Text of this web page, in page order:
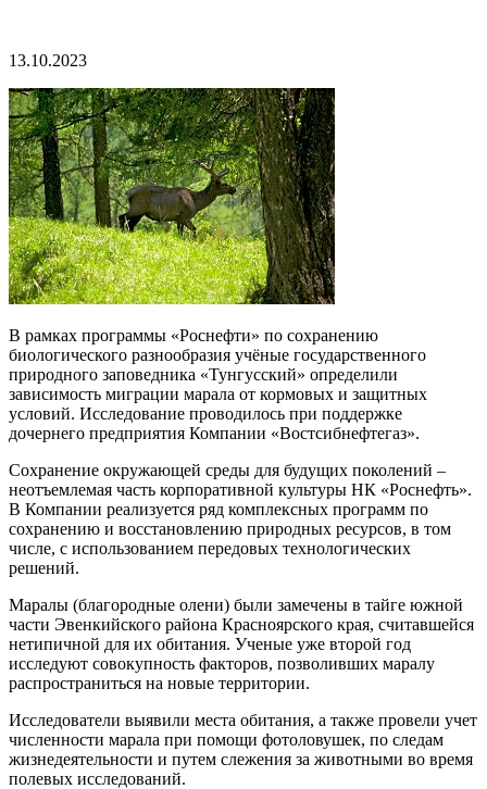
13.10.2023
В рамках программы «Роснефти» по сохранению
биологического разнообразия учёные государственного
природного заповедника «Тунгусский» определили
зависимость миграции марала от кормовых и защитных
условий. Исследование проводилось при поддержке
дочернего предприятия Компании «Востсибнефтегаз».
Сохранение окружающей среды для будущих поколений –
неотъемлемая часть корпоративной культуры НК «Роснефть».
В Компании реализуется ряд комплексных программ по
сохранению и восстановлению природных ресурсов, в том
числе, с использованием передовых технологических
решений.
Маралы (благородные олени) были замечены в тайге южной
части Эвенкийского района Красноярского края, считавшейся
нетипичной для их обитания. Ученые уже второй год
исследуют совокупность факторов, позволивших маралу
распространиться на новые территории.
Исследователи выявили места обитания, а также провели учет
численности марала при помощи фотоловушек, по следам
жизнедеятельности и путем слежения за животными во время
полевых исследований.